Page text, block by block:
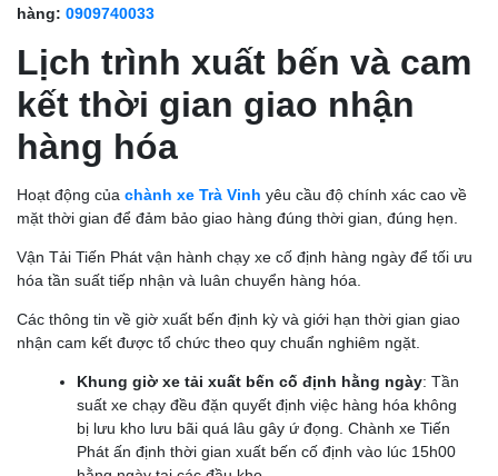
hàng: 0909740033
Lịch trình xuất bến và cam
kết thời gian giao nhận
hàng hóa
Hoạt động của chành xe Trà Vinh yêu cầu độ chính xác cao về
mặt thời gian để đảm bảo giao hàng đúng thời gian, đúng hẹn.
Vận Tải Tiến Phát vận hành chạy xe cố định hàng ngày để tối ưu
hóa tần suất tiếp nhận và luân chuyển hàng hóa.
Các thông tin về giờ xuất bến định kỳ và giới hạn thời gian giao
nhận cam kết được tổ chức theo quy chuẩn nghiêm ngặt.
Khung giờ xe tải xuất bến cố định hằng ngày: Tần
suất xe chạy đều đặn quyết định việc hàng hóa không
bị lưu kho lưu bãi quá lâu gây ứ đọng. Chành xe Tiến
Phát ấn định thời gian xuất bến cố định vào lúc 15h00